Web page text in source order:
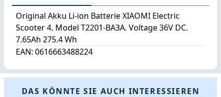
Original Akku Li-ion Batterie XIAOMI Electric
Scooter 4. Model T2201-BA3A. Voltage 36V DC.
7.65Ah 275.4 Wh
EAN: 0616663488224
DAS KÖNNTE SIE AUCH INTERESSIEREN